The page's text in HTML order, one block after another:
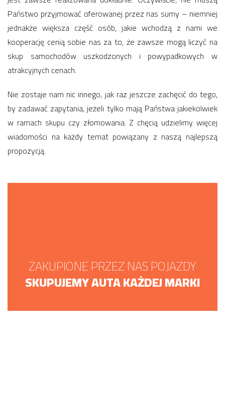
Państwo przyjmować oferowanej przez nas sumy – niemniej
jednakże większa część osób, jakie wchodzą z nami we
kooperację cenią sobie nas za to, że zawsze mogą liczyć na
skup samochodów uszkodzonych i powypadkowych w
atrakcyjnych cenach.
Nie zostaje nam nic innego, jak raz jeszcze zachęcić do tego,
by zadawać zapytania, jeżeli tylko mają Państwa jakiekolwiek
w ramach skupu czy złomowania. Z chęcią udzielimy więcej
wiadomości na każdy temat powiązany z naszą najlepszą
propozycją.
ZAKUPIONE PRZEZ NAS POJAZDY
SKUPUJEMY AUTA KAŻDEJ MARKI